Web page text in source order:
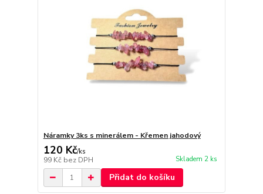
Náramky 3ks s minerálem - Křemen jahodový
120 Kč/ks
99 Kč bez DPH Skladem 2 ks
Přidat do košíku